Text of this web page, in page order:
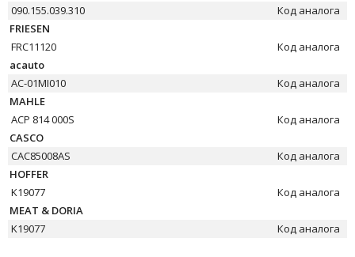
090.155.039.310
Код аналога
FRIESEN
FRC11120
Код аналога
acauto
AC-01MI010
Код аналога
MAHLE
ACP 814 000S
Код аналога
CASCO
CAC85008AS
Код аналога
HOFFER
K19077
Код аналога
MEAT & DORIA
K19077
Код аналога